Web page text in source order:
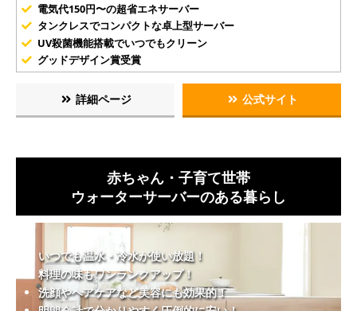
電気代150円〜の超省エネサーバー
タンクレスでコンパクトな卓上型サーバー
UV殺菌機能搭載でいつでもクリーン
グッドデザイン賞受賞
詳細ページ 公式サイト
赤ちゃん・子育て世帯
ウォーターサーバーのある暮らし
いつでも温水・冷水が使い放題！
料理の味もワンランクアップ！
洗顔やヘアケアなど美容にも効果的！